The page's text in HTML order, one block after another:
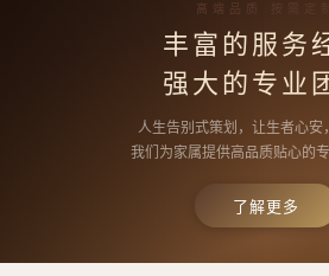
高端品质 按需定制
丰富的服务
强大的专业
人生告别式策划，让生者心安
我们为家属提供高品质贴心的
了解更多